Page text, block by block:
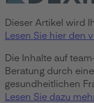
Dieser Artikel wird
Lesen Sie hier den
Die Inhalte auf
Beratung durch
gesundheitlichen
Lesen Sie dazu